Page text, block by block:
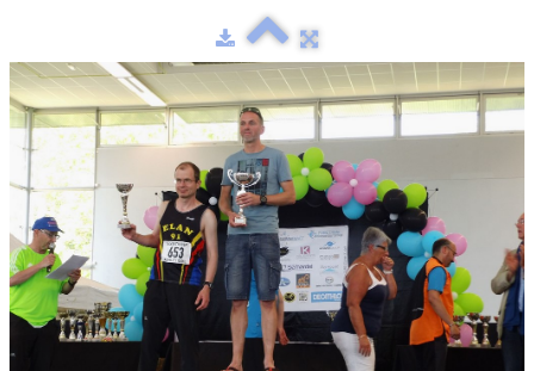
Règlement
Parcours
Résultats
Devenez bénévoles
Partenaires
Photos▼